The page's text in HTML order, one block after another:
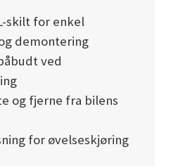
skilt for enkel
demontering
ved
og fjerne fra bilens
for øvelseskjøring